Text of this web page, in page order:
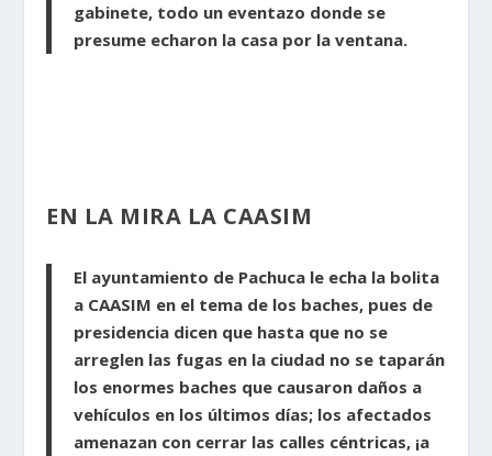
gabinete, todo un eventazo donde se
presume echaron la casa por la ventana.
EN LA MIRA LA CAASIM
El ayuntamiento de Pachuca le echa la bolita
a CAASIM en el tema de los baches, pues de
presidencia dicen que hasta que no se
arreglen las fugas en la ciudad no se taparán
los enormes baches que causaron daños a
vehículos en los últimos días; los afectados
amenazan con cerrar las calles céntricas, ¡a